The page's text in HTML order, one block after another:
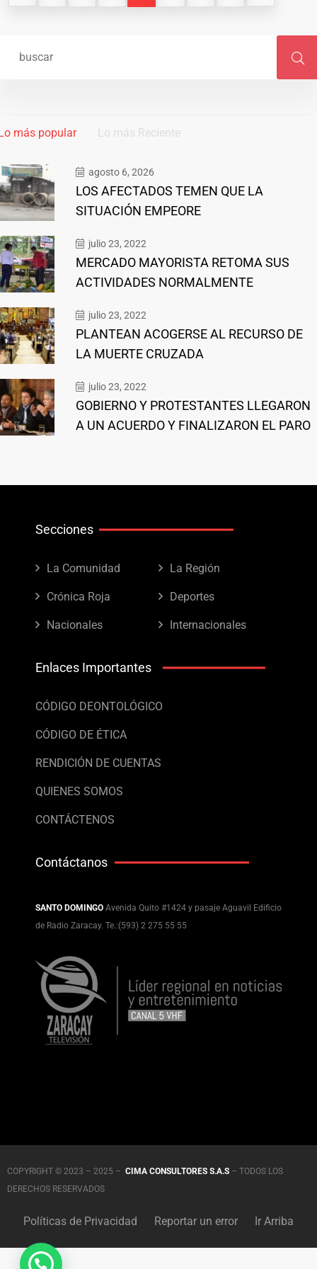
más popular Lo más Reciente
agosto 6, 2026
LOS AFECTADOS TEMEN QUE LA
SITUACIÓN EMPEORE
julio 23, 2022
MERCADO MAYORISTA RETOMA SUS
ACTIVIDADES NORMALMENTE
julio 23, 2022
PLANTEAN ACOGERSE AL RECURSO DE
LA MUERTE CRUZADA
julio 23, 2022
GOBIERNO Y PROTESTANTES LLEGARON
A UN ACUERDO Y FINALIZARON EL PARO
Secciones
La Comunidad La Región
Crónica Roja Deportes
Nacionales Internacionales
Enlaces Importantes
CÓDIGO DEONTOLÓGICO
CÓDIGO DE ÉTICA
RENDICIÓN DE CUENTAS
QUIENES SOMOS
CONTÁCTENOS
Contáctanos
SANTO DOMINGO Avenida Quito #1424 y pasaje Aguavil Edificio
de Radio Zaracay. Te.:(593) 2 275 55 55
COPYRIGHT © 2023 – 2025 – CIMA CONSULTORES S.A.S – TODOS LOS
DERECHOS RESERVADOS
Políticas de Privacidad Reportar un error Ir Arriba